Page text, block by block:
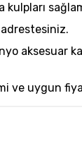
ve uygun